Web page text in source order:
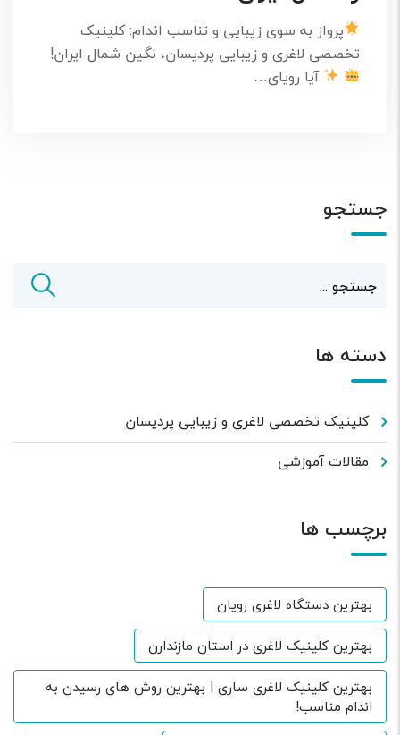
پرواز به سوی زیبایی و تناسب اندام: کلینیک
تخصصی لاغری و زیبایی پردیسان، نگین شمال ایران!
آیا رویای…
جستجو
دسته ها
کلینیک تخصصی لاغری و زیبایی پردیسان
مقالات آموزشی
برچسب ها
بهترین دستگاه لاغری رویان
بهترین کلینیک لاغری در استان مازندارن
بهترین کلینیک لاغری ساری | بهترین روش های رسیدن به
اندام مناسب!